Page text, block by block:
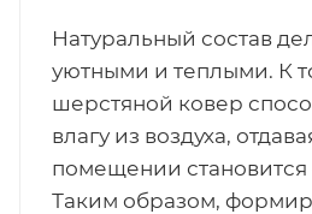
Натуральный состав
уютными и теплыми. К
шерстяной ковер
влагу из воздуха,
помещении
Таким образом,